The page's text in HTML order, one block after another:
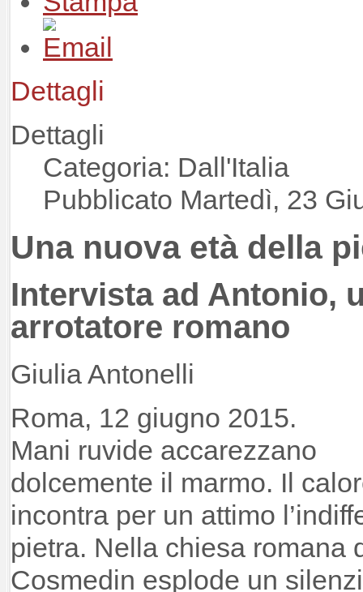
Dettagli
Dettagli
Categoria: Dall'Italia
Pubblicato Martedì, 23
Una nuova età della
Intervista ad Antonio,
arrotatore romano
Giulia Antonelli
Roma, 12 giugno 2015.
Mani ruvide accarezzano
dolcemente il marmo. Il
incontra per un attimo
pietra. Nella chiesa romana
Cosmedin esplode un